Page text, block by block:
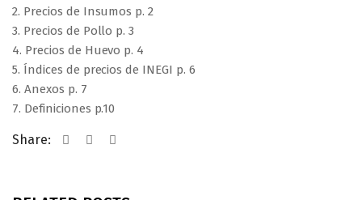
2. Precios de Insumos p. 2
3. Precios de Pollo p. 3
4. Precios de Huevo p. 4
5. Índices de precios de INEGI p. 6
6. Anexos p. 7
7. Definiciones p.10
Share: